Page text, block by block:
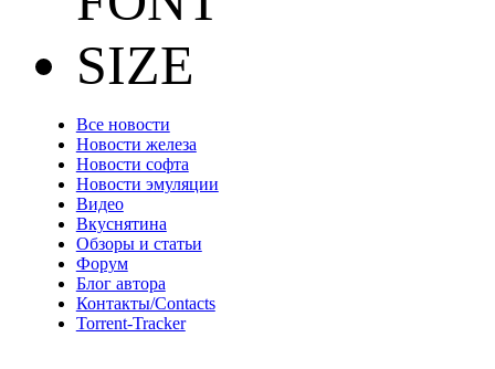
Все новости
Новости железа
Новости софта
Новости эмуляции
Видео
Вкуснятина
Обзоры и статьи
Форум
Блог автора
Контакты/Contacts
Torrent-Tracker